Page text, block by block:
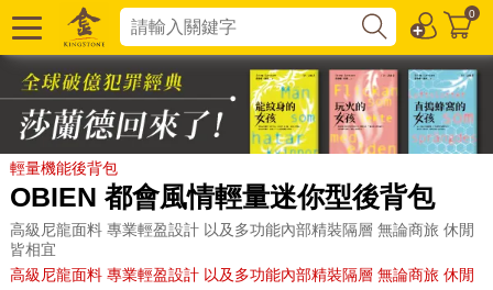
0
輕量機能後背包
OBIEN 都會風情輕量迷你型後背包
高級尼龍面料 專業輕盈設計 以及多功能內部精裝隔層 無論商旅 休閒
皆相宜
高級尼龍面料 專業輕盈設計 以及多功能內部精裝隔層 無論商旅 休閒